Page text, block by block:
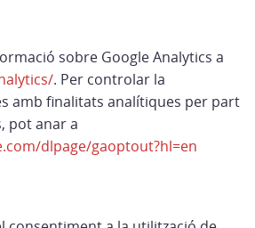
sobre Google Analytics a
. Per controlar la
amb finalitats analítiques per part
pot anar a
dlpage/gaoptout?hl=en